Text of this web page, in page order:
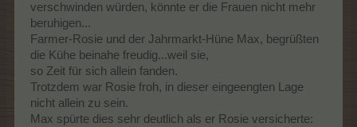
verschwinden würden, könnte er die Frauen nicht mehr
beruhigen...
Farmer-Rosie und der Jahrmarkt-Hüne Max, begrüßten
die Kühe beinahe freudig...weil sie,
so Zeit für sich allein fanden.
Trotzdem war Rosie froh, in dieser eingeengten Lage
nicht allein zu sein.
Max spürte dies sehr deutlich als er Rosie versicherte: